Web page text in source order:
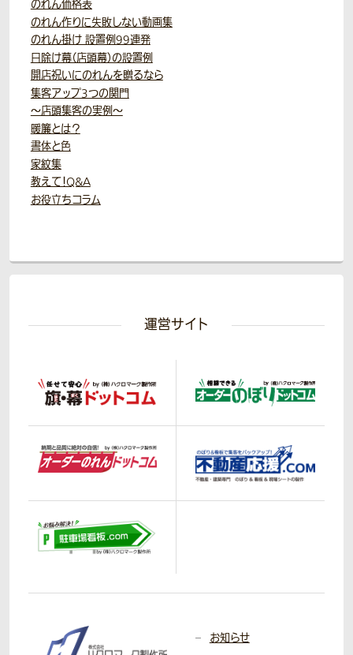
のれん価格表
のれん作りに失敗しない動画集
のれん掛け 設置例99連発
日除け幕（店頭幕）の設置例
開店祝いにのれんを贈るなら
集客アップ3つの関門
～店頭集客の実例～
暖簾とは？
書体と色
家紋集
教えて！Q&A
お役立ちコラム
運営サイト
お知らせ